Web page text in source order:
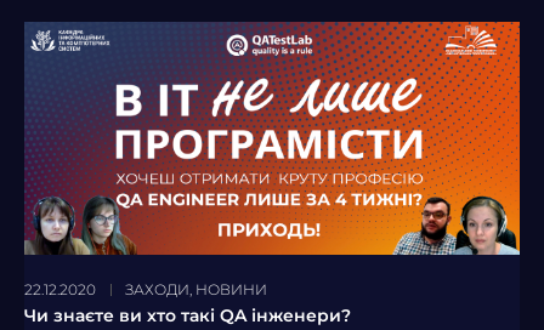
22.12.2020 ЗАХОДИ, НОВИНИ
Чи знаєте ви хто такі QA інженери?